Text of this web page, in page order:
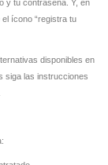
y tu contraseña. Y, en
ícono “registra tu
disponibles en
siga las instrucciones